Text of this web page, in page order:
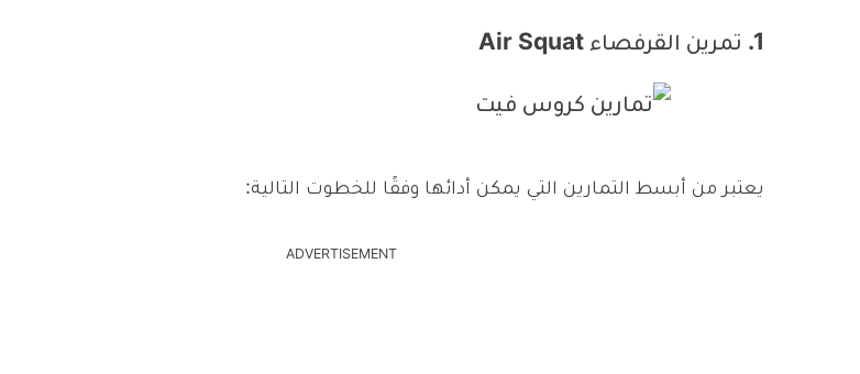
1. تمرين القرفصاء Air Squat
يعتبر من أبسط التمارين التي يمكن أدائها وفقًا للخطوت التالية:
ADVERTISEMENT